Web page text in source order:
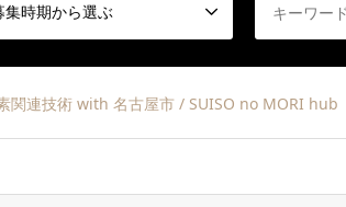
集時期から選ぶ
連技術 with 名古屋市 / SUISO no MORI hub